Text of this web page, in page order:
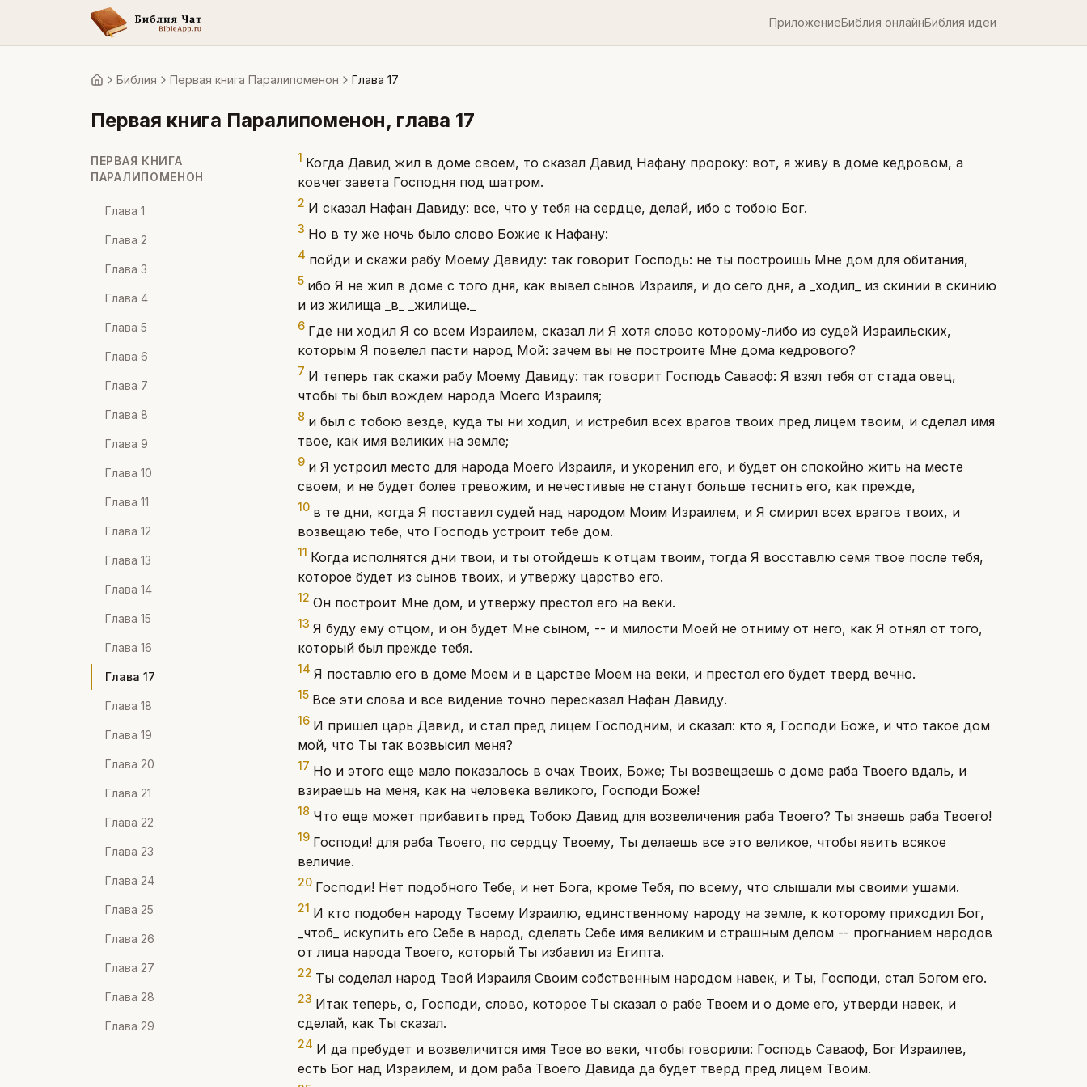
ПриложениеБиблия онлайнБиблия идеи
ГлавнаяБиблия Первая книга Паралипоменон Глава 17
Первая книга Паралипоменон, глава 17
ПЕРВАЯ КНИГА
ПАРАЛИПОМЕНОН
Глава 1
Глава 2
Глава 3
Глава 4
Глава 5
Глава 6
Глава 7
Глава 8
Глава 9
Глава 10
Глава 11
Глава 12
Глава 13
Глава 14
Глава 15
Глава 16
Глава 17
Глава 18
Глава 19
Глава 20
Глава 21
Глава 22
Глава 23
Глава 24
Глава 25
Глава 26
Глава 27
Глава 28
Глава 29
1 Когда Давид жил в доме своем, то сказал Давид Нафану пророку: вот, я живу в доме кедровом, а
ковчег завета Господня под шатром.
2 И сказал Нафан Давиду: все, что у тебя на сердце, делай, ибо с тобою Бог.
3 Но в ту же ночь было слово Божие к Нафану:
4 пойди и скажи рабу Моему Давиду: так говорит Господь: не ты построишь Мне дом для обитания,
5 ибо Я не жил в доме с того дня, как вывел сынов Израиля, и до сего дня, а _ходил_ из скинии в скинию
и из жилища _в_ _жилище._
6 Где ни ходил Я со всем Израилем, сказал ли Я хотя слово которому-либо из судей Израильских,
которым Я повелел пасти народ Мой: зачем вы не построите Мне дома кедрового?
7 И теперь так скажи рабу Моему Давиду: так говорит Господь Саваоф: Я взял тебя от стада овец,
чтобы ты был вождем народа Моего Израиля;
8 и был с тобою везде, куда ты ни ходил, и истребил всех врагов твоих пред лицем твоим, и сделал имя
твое, как имя великих на земле;
9 и Я устроил место для народа Моего Израиля, и укоренил его, и будет он спокойно жить на месте
своем, и не будет более тревожим, и нечестивые не станут больше теснить его, как прежде,
10 в те дни, когда Я поставил судей над народом Моим Израилем, и Я смирил всех врагов твоих, и
возвещаю тебе, что Господь устроит тебе дом.
11 Когда исполнятся дни твои, и ты отойдешь к отцам твоим, тогда Я восставлю семя твое после тебя,
которое будет из сынов твоих, и утвержу царство его.
12 Он построит Мне дом, и утвержу престол его на веки.
13 Я буду ему отцом, и он будет Мне сыном, -- и милости Моей не отниму от него, как Я отнял от того,
который был прежде тебя.
14 Я поставлю его в доме Моем и в царстве Моем на веки, и престол его будет тверд вечно.
15 Все эти слова и все видение точно пересказал Нафан Давиду.
16 И пришел царь Давид, и стал пред лицем Господним, и сказал: кто я, Господи Боже, и что такое дом
мой, что Ты так возвысил меня?
17 Но и этого еще мало показалось в очах Твоих, Боже; Ты возвещаешь о доме раба Твоего вдаль, и
взираешь на меня, как на человека великого, Господи Боже!
18 Что еще может прибавить пред Тобою Давид для возвеличения раба Твоего? Ты знаешь раба Твоего!
19 Господи! для раба Твоего, по сердцу Твоему, Ты делаешь все это великое, чтобы явить всякое
величие.
20 Господи! Нет подобного Тебе, и нет Бога, кроме Тебя, по всему, что слышали мы своими ушами.
21 И кто подобен народу Твоему Израилю, единственному народу на земле, к которому приходил Бог,
_чтоб_ искупить его Себе в народ, сделать Себе имя великим и страшным делом -- прогнанием народов
от лица народа Твоего, который Ты избавил из Египта.
22 Ты соделал народ Твой Израиля Своим собственным народом навек, и Ты, Господи, стал Богом его.
23 Итак теперь, о, Господи, слово, которое Ты сказал о рабе Твоем и о доме его, утверди навек, и
сделай, как Ты сказал.
24 И да пребудет и возвеличится имя Твое во веки, чтобы говорили: Господь Саваоф, Бог Израилев,
есть Бог над Израилем, и дом раба Твоего Давида да будет тверд пред лицем Твоим.